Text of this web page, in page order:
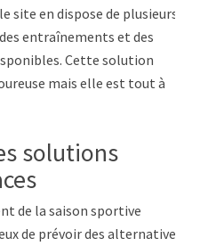
site en dispose de plusieurs),
entraînements et des
Cette solution
mais elle est tout à
solutions
de la saison sportive
de prévoir des alternatives